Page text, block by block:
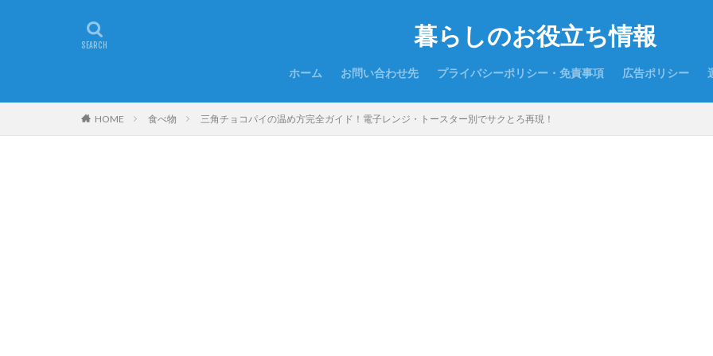
暮らしのお役立ち情報
ホーム お問い合わせ先 プライバシーポリシー・免責事項 広告ポリシー
HOME 食べ物 三角チョコパイの温め方完全ガイド！電子レンジ・トースター別でサクとろ再現！